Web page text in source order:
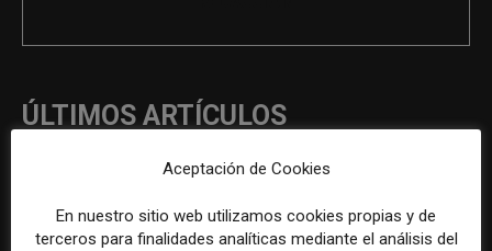
ÚLTIMOS ARTÍCULOS
Aceptación de Cookies
En nuestro sitio web utilizamos cookies propias y de
terceros para finalidades analíticas mediante el análisis del